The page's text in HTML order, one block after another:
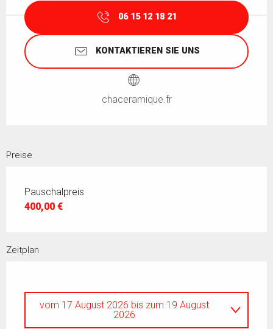
06 15 12 18 21
KONTAKTIEREN SIE UNS
chaceramique.fr
Preise
Pauschalpreis
400,00 €
Zeitplan
vom 17 August 2026 bis zum 19 August
2026